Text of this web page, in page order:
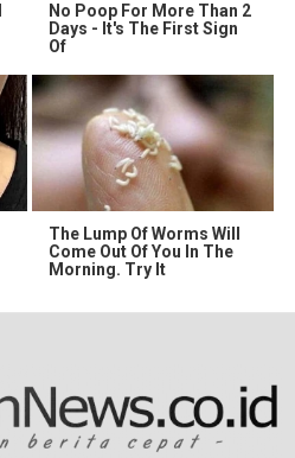
No Poop For More Than 2
Days - It's The First Sign
Of
The Lump Of Worms Will
Come Out Of You In The
Morning. Try It